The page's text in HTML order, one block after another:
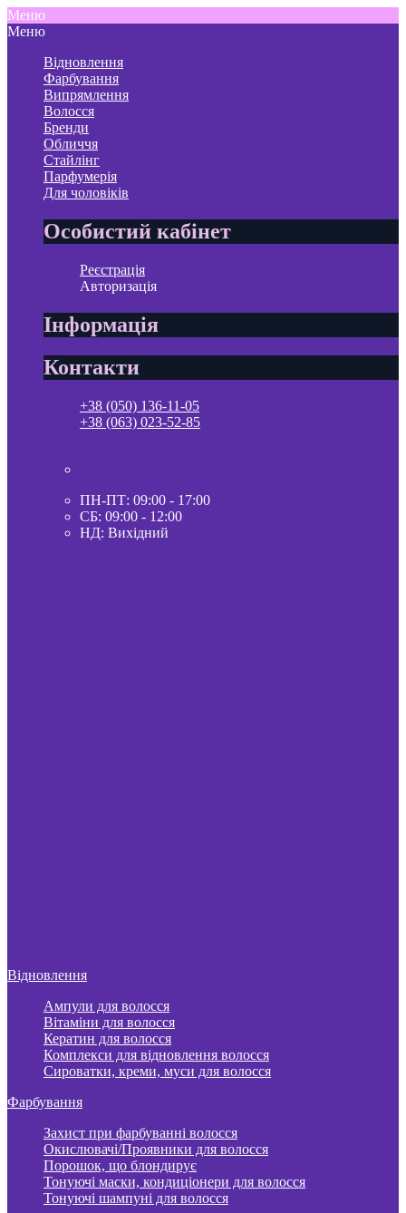
Меню
Меню
Відновлення
Фарбування
Випрямлення
Волосся
Бренди
Обличчя
Стайлінг
Парфумерія
Для чоловіків
Особистий кабінет
Реєстрація
Авторизація
Інформація
Контакти
+38 (050) 136-11-05
+38 (063) 023-52-85
ПН-ПТ: 09:00 - 17:00
СБ: 09:00 - 12:00
НД: Вихідний
Відновлення
Ампули для волосся
Вітаміни для волосся
Кератин для волосся
Комплекси для відновлення волосся
Сироватки, креми, муси для волосся
Фарбування
Захист при фарбуванні волосся
Окислювачі/Проявники для волосся
Порошок, що блондирує
Тонуючі маски, кондиціонери для волосся
Тонуючі шампуні для волосся